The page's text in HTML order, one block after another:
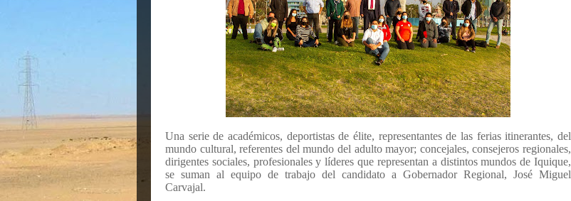
Una serie de académicos, deportistas de élite, representantes de las ferias itinerantes, del
mundo cultural, referentes del mundo del adulto mayor; concejales, consejeros regionales,
dirigentes sociales, profesionales y líderes que representan a distintos mundos de Iquique,
se suman al equipo de trabajo del candidato a Gobernador Regional, José Miguel
Carvajal.